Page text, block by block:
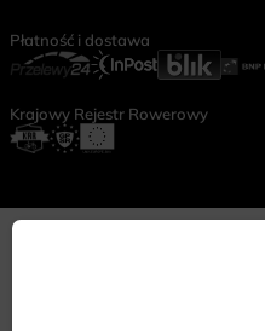
Płatność i dostawa
Krajowy Rejestr Rowerowy